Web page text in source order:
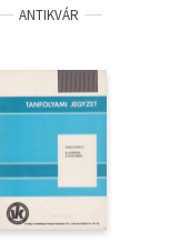
Ádám György
ANTIKVÁR